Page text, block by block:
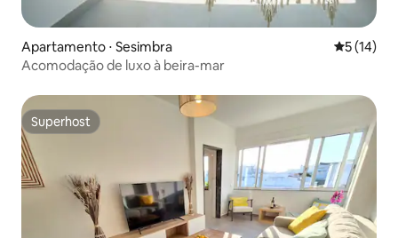
Apartamento ⋅ Sesimbra 5 de uma
5 (14)
Acomodação de luxo à beira-mar
Superhost
Superhost